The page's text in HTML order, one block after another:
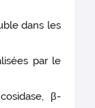
dans les
par le
β-